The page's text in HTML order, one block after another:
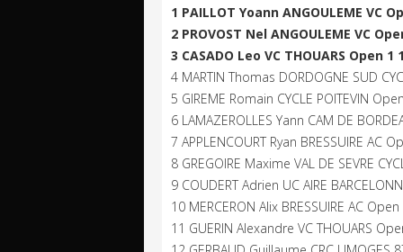
1 PAILLOT Yoann ANGOULEME VC
2 PROVOST Nel ANGOULEME VC
3 CASADO Leo VC THOUARS Open 1
4 MARTIN Thomas DORDOGNE SUD
5 GIREME Romain CYCLE POITEVIN
6 LAMAZEROLLES Yann CAM DE
7 APPLENCOURT Ryan BRESSUIRE AC
8 GREGOIRE Maxime VAL DE SEVRE
9 COUDERT Adrien UC AIRE
10 MERCERON Alix BRESSUIRE AC
11 GUERIN Alexandre VC THOUARS